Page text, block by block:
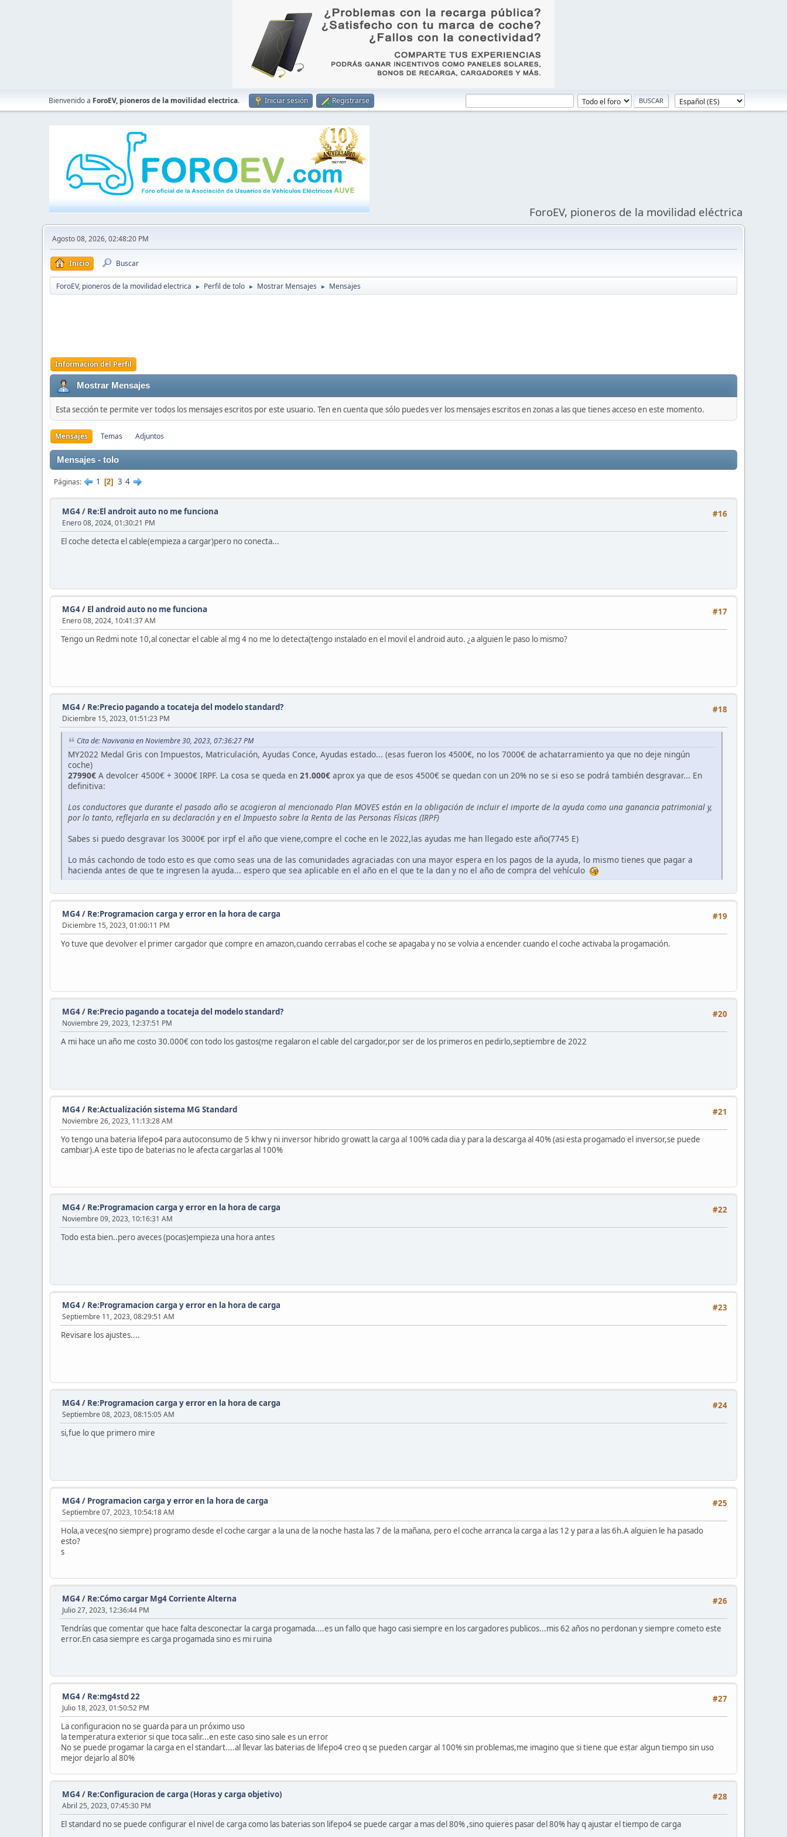
Bienvenido a ForoEV, pioneros de la movilidad electrica. Iniciar sesión Registrarse
ForoEV, pioneros de la movilidad eléctrica
Agosto 08, 2026, 02:48:20 PM
Inicio Buscar
ForoEV, pioneros de la movilidad electrica ► Perfil de tolo ► Mostrar Mensajes ► Mensajes
Información del Perfil
Mostrar Mensajes
Esta sección te permite ver todos los mensajes escritos por este usuario. Ten en cuenta que sólo puedes ver los mensajes escritos en zonas a las que tienes acceso en este momento.
Mensajes Temas Adjuntos
Mensajes - tolo
Páginas 1 2 3 4
#16
MG4/ Re:El androit auto no me funciona
Enero 08, 2024, 01:30:21 PM
El coche detecta el cable(empieza a cargar)pero no conecta...
#17
MG4/ El android auto no me funciona
Enero 08, 2024, 10:41:37 AM
Tengo un Redmi note 10,al conectar el cable al mg 4 no me lo detecta(tengo instalado en el movil el android auto. ¿a alguien le paso lo mismo?
#18
MG4/ Re:Precio pagando a tocateja del modelo standard?
Diciembre 15, 2023, 01:51:23 PM
Cita de: Navivania en Noviembre 30, 2023, 07:36:27 PM
MY2022 Medal Gris con Impuestos, Matriculación, Ayudas Conce, Ayudas estado... (esas fueron los 4500€, no los 7000€ de achatarramiento ya que no deje ningún
coche)
27990€ A devolcer 4500€ + 3000€ IRPF. La cosa se queda en 21.000€ aprox ya que de esos 4500€ se quedan con un 20% no se si eso se podrá también desgravar... En
definitiva:
Los conductores que durante el pasado año se acogieron al mencionado Plan MOVES están en la obligación de incluir el importe de la ayuda como una ganancia patrimonial y,
por lo tanto, reflejarla en su declaración y en el Impuesto sobre la Renta de las Personas Físicas (IRPF)
Sabes si puedo desgravar los 3000€ por irpf el año que viene,compre el coche en le 2022,las ayudas me han llegado este año(7745 E)
Lo más cachondo de todo esto es que como seas una de las comunidades agraciadas con una mayor espera en los pagos de la ayuda, lo mismo tienes que pagar a
hacienda antes de que te ingresen la ayuda... espero que sea aplicable en el año en el que te la dan y no el año de compra del vehículo
#19
MG4/ Re:Programacion carga y error en la hora de carga
Diciembre 15, 2023, 01:00:11 PM
Yo tuve que devolver el primer cargador que compre en amazon,cuando cerrabas el coche se apagaba y no se volvia a encender cuando el coche activaba la progamación.
#20
MG4/ Re:Precio pagando a tocateja del modelo standard?
Noviembre 29, 2023, 12:37:51 PM
A mi hace un año me costo 30.000€ con todo los gastos(me regalaron el cable del cargador,por ser de los primeros en pedirlo,septiembre de 2022
#21
MG4/ Re:Actualización sistema MG Standard
Noviembre 26, 2023, 11:13:28 AM
Yo tengo una bateria lifepo4 para autoconsumo de 5 khw y ni inversor hibrido growatt la carga al 100% cada dia y para la descarga al 40% (asi esta progamado el inversor,se puede
cambiar).A este tipo de baterias no le afecta cargarlas al 100%
#22
MG4/ Re:Programacion carga y error en la hora de carga
Noviembre 09, 2023, 10:16:31 AM
Todo esta bien..pero aveces (pocas)empieza una hora antes
#23
MG4/ Re:Programacion carga y error en la hora de carga
Septiembre 11, 2023, 08:29:51 AM
Revisare los ajustes....
#24
MG4/ Re:Programacion carga y error en la hora de carga
Septiembre 08, 2023, 08:15:05 AM
si,fue lo que primero mire
#25
MG4/ Programacion carga y error en la hora de carga
Septiembre 07, 2023, 10:54:18 AM
Hola,a veces(no siempre) programo desde el coche cargar a la una de la noche hasta las 7 de la mañana, pero el coche arranca la carga a las 12 y para a las 6h.A alguien le ha pasado
esto?
s
#26
MG4/ Re:Cómo cargar Mg4 Corriente Alterna
Julio 27, 2023, 12:36:44 PM
Tendrías que comentar que hace falta desconectar la carga progamada....es un fallo que hago casi siempre en los cargadores publicos...mis 62 años no perdonan y siempre cometo este
error.En casa siempre es carga progamada sino es mi ruina
#27
MG4/ Re:mg4std 22
Julio 18, 2023, 01:50:52 PM
La configuracion no se guarda para un próximo uso
la temperatura exterior si que toca salir...en este caso sino sale es un error
No se puede progamar la carga en el standart....al llevar las baterias de lifepo4 creo q se pueden cargar al 100% sin problemas,me imagino que si tiene que estar algun tiempo sin uso
mejor dejarlo al 80%
#28
MG4/ Re:Configuracion de carga (Horas y carga objetivo)
Abril 25, 2023, 07:45:30 PM
El standard no se puede configurar el nivel de carga como las baterias son lifepo4 se puede cargar a mas del 80% ,sino quieres pasar del 80% hay q ajustar el tiempo de carga